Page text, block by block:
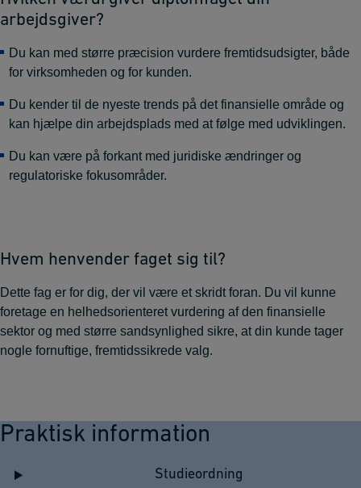
arbejdsgiver?
Du kan med større præcision vurdere fremtidsudsigter, både
for virksomheden og for kunden.
Du kender til de nyeste trends på det finansielle område og
kan hjælpe din arbejdsplads med at følge med udviklingen.
Du kan være på forkant med juridiske ændringer og
regulatoriske fokusområder.
Hvem henvender faget sig til?
Dette fag er for dig, der vil være et skridt foran. Du vil kunne
foretage en helhedsorienteret vurdering af den finansielle
sektor og med større sandsynlighed sikre, at din kunde tager
nogle fornuftige, fremtidssikrede valg.
Praktisk information
Studieordning